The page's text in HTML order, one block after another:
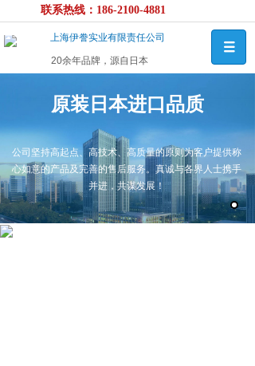
联系热线：186-2100-4881
上海伊誊实业有限责任公司
20余年品牌，源自日本
原装日本进口品质
公司坚持高起点、高技术、高质量的原则为客户提供称
心如意的产品及完善的售后服务。真诚与各界人士携手
并进，共谋发展！